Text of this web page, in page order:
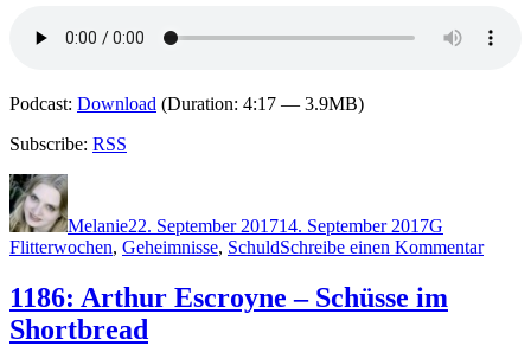
Podcast: Download (Duration: 4:17 — 3.9MB)
Subscribe: RSS
Autor
Melanie22. September 201714. September 2017G
Flitterwochen, Geheimnisse, SchuldSchreibe einen Kommentarzu
1186: Arthur Escroyne – Schüsse im
Shortbread